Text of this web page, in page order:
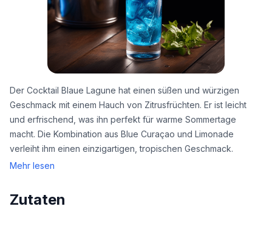
Der Cocktail Blaue Lagune hat einen süßen und würzigen
Geschmack mit einem Hauch von Zitrusfrüchten. Er ist leicht
und erfrischend, was ihn perfekt für warme Sommertage
macht. Die Kombination aus Blue Curaçao und Limonade
verleiht ihm einen einzigartigen, tropischen Geschmack.
Mehr lesen
Zutaten